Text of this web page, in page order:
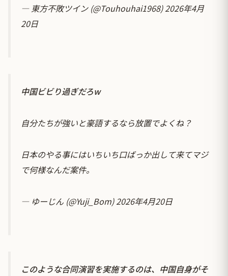
— 東方不敗ツイン (@Touhouhai1968)2026年4月
20日
中国ビビり過ぎだろw
自分たちが強いと豪語するなら放置でよくね？
日本のやる事にはいちいち口ばっか出して来てマジ
で何様なんだ案件。
— ゆーじん (@Yuji_Bom)2026年4月20日
このような合同演習を実施するのは、中国自身がそ